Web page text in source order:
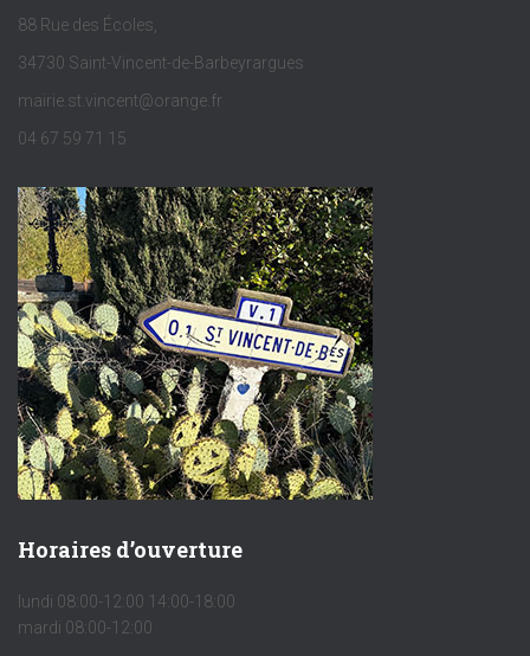
88 Rue des Écoles,
34730 Saint-Vincent-de-Barbeyrargues
mairie.st.vincent@orange.fr
04 67 59 71 15
Horaires d’ouverture
lundi 08:00-12:00 14:00-18:00
mardi 08:00-12:00